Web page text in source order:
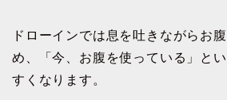
ドローインでは息を吐きながらお
め、「今、お腹を使っている」と
すくなります。